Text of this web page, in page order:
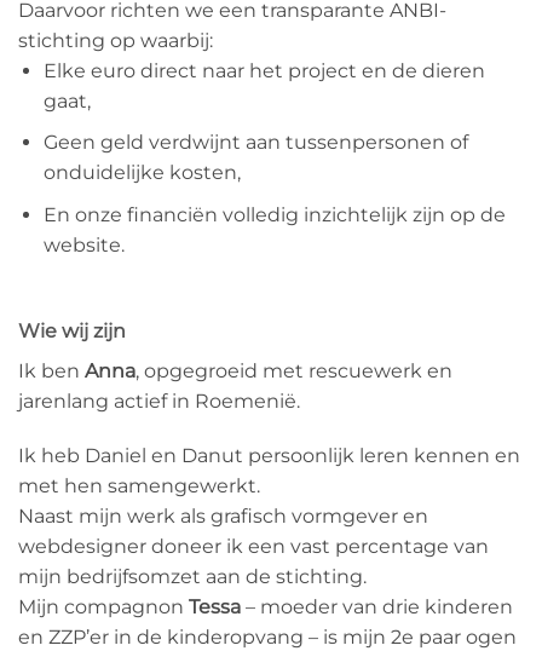
Daarvoor richten we een transparante ANBI-
stichting op waarbij:
Elke euro direct naar het project en de dieren
gaat,
Geen geld verdwijnt aan tussenpersonen of
onduidelijke kosten,
En onze financiën volledig inzichtelijk zijn op de
website.
Wie wij zijn
Ik ben Anna, opgegroeid met rescuewerk en
jarenlang actief in Roemenië.
Ik heb Daniel en Danut persoonlijk leren kennen en
met hen samengewerkt.
Naast mijn werk als grafisch vormgever en
webdesigner doneer ik een vast percentage van
mijn bedrijfsomzet aan de stichting.
Mijn compagnon Tessa – moeder van drie kinderen
en ZZP’er in de kinderopvang – is mijn 2e paar ogen